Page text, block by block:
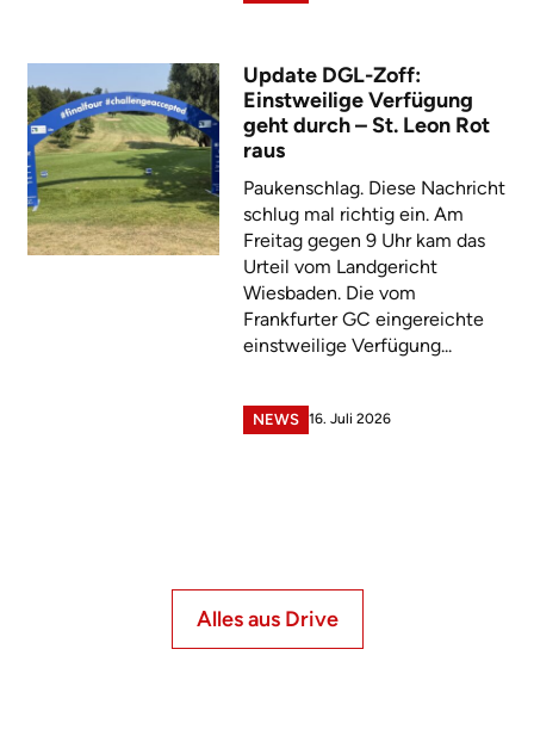
Update DGL-Zoff:
Einstweilige Verfügung
geht durch – St. Leon Rot
raus
Paukenschlag. Diese Nachricht
schlug mal richtig ein. Am
Freitag gegen 9 Uhr kam das
Urteil vom Landgericht
Wiesbaden. Die vom
Frankfurter GC eingereichte
einstweilige Verfügung...
NEWS 16. Juli 2026
Alles aus Drive